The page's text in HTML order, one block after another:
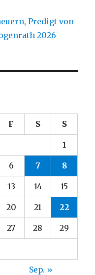
Predigt von
2026
F S S
1
6 7 8
13 14 15
20 21 22
27 28 29
Sep. »